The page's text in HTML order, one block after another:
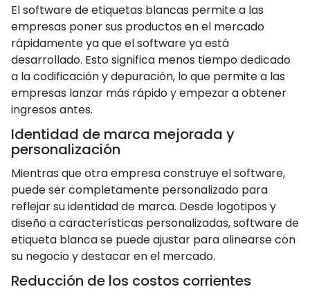
El software de etiquetas blancas permite a las
empresas poner sus productos en el mercado
rápidamente ya que el software ya está
desarrollado. Esto significa menos tiempo dedicado
a la codificación y depuración, lo que permite a las
empresas lanzar más rápido y empezar a obtener
ingresos antes.
Identidad de marca mejorada y
personalización
Mientras que otra empresa construye el software,
puede ser completamente personalizado para
reflejar su identidad de marca. Desde logotipos y
diseño a características personalizadas, software de
etiqueta blanca se puede ajustar para alinearse con
su negocio y destacar en el mercado.
Reducción de los costos corrientes